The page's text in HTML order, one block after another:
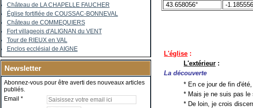
Château de LA CHAPELLE FAUCHER
Église fortifiée de COUSSAC-BONNEVAL
Château de COMMEQUIERS
Fort villageois d'ALIGNAN du VENT
Tour de RIEUX en VAL
Enclos ecclésial de AIGNE
Newsletter
Abonnez-vous pour être averti des nouveaux articles
publiés.
Email
43.658056°
-
L'église :
L'extérieur :
La découverte
* En ce jour de fin
* Mais je ne suis pas le
* De loin, je crois